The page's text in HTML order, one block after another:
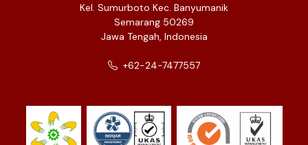
Kel. Sumurboto Kec. Banyumanik
Semarang 50269
Jawa Tengah, Indonesia
+62-24-7477557